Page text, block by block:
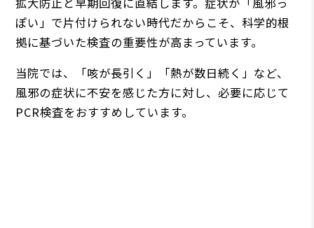
ぽい」で片付けられない時代だからこそ、科学的根
拠に基づいた検査の重要性が高まっています。
当院では、「咳が長引く」「熱が数日続く」など、
風邪の症状に不安を感じた方に対し、必要に応じて
PCR検査をおすすめしています。